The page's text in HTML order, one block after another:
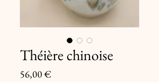
Théière chinoise
56,00 €Prix